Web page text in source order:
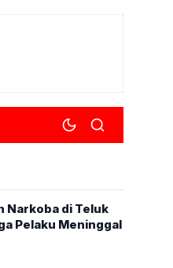
Narkoba di Teluk
Pelaku Meninggal